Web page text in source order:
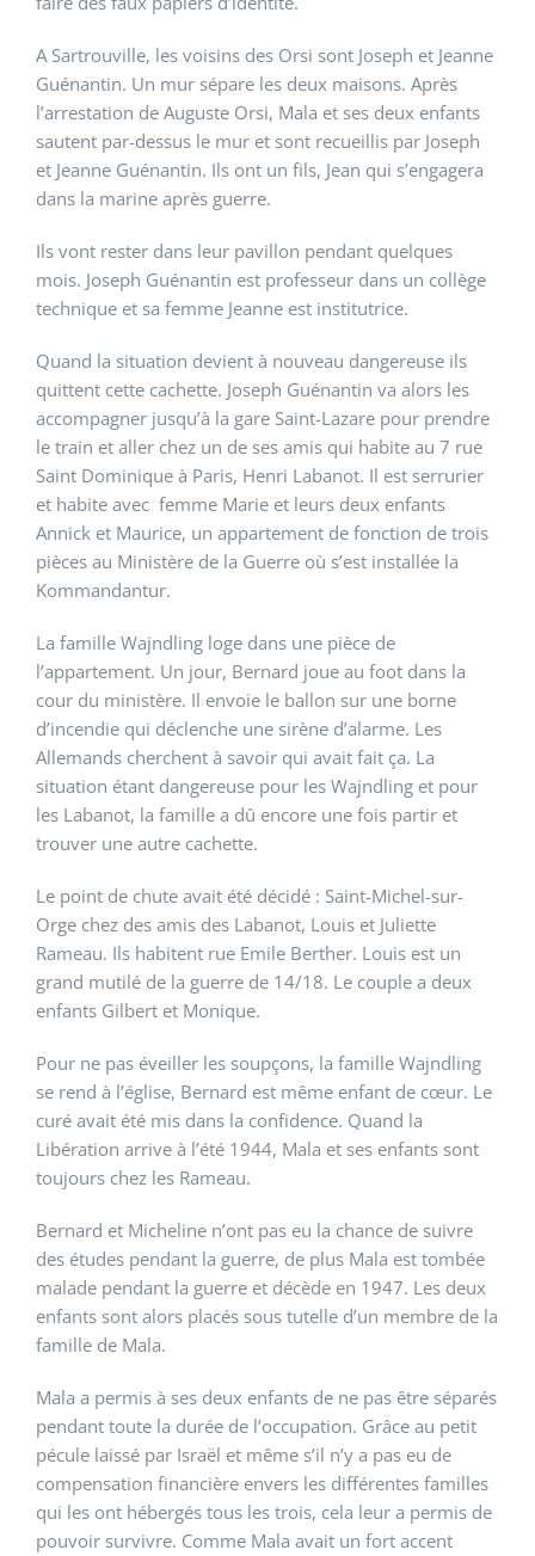
A Sartrouville, les voisins des Orsi sont Joseph et Jeanne
Guénantin. Un mur sépare les deux maisons. Après
l’arrestation de Auguste Orsi, Mala et ses deux enfants
sautent par-dessus le mur et sont recueillis par Joseph
et Jeanne Guénantin. Ils ont un fils, Jean qui s’engagera
dans la marine après guerre.
Ils vont rester dans leur pavillon pendant quelques
mois. Joseph Guénantin est professeur dans un collège
technique et sa femme Jeanne est institutrice.
Quand la situation devient à nouveau dangereuse ils
quittent cette cachette. Joseph Guénantin va alors les
accompagner jusqu’à la gare Saint-Lazare pour prendre
le train et aller chez un de ses amis qui habite au 7 rue
Saint Dominique à Paris, Henri Labanot. Il est serrurier
et habite avec femme Marie et leurs deux enfants
Annick et Maurice, un appartement de fonction de trois
pièces au Ministère de la Guerre où s’est installée la
Kommandantur.
La famille Wajndling loge dans une pièce de
l’appartement. Un jour, Bernard joue au foot dans la
cour du ministère. Il envoie le ballon sur une borne
d’incendie qui déclenche une sirène d’alarme. Les
Allemands cherchent à savoir qui avait fait ça. La
situation étant dangereuse pour les Wajndling et pour
les Labanot, la famille a dû encore une fois partir et
trouver une autre cachette.
Le point de chute avait été décidé : Saint-Michel-sur-
Orge chez des amis des Labanot, Louis et Juliette
Rameau. Ils habitent rue Emile Berther. Louis est un
grand mutilé de la guerre de 14/18. Le couple a deux
enfants Gilbert et Monique.
Pour ne pas éveiller les soupçons, la famille Wajndling
se rend à l’église, Bernard est même enfant de cœur. Le
curé avait été mis dans la confidence. Quand la
Libération arrive à l’été 1944, Mala et ses enfants sont
toujours chez les Rameau.
Bernard et Micheline n’ont pas eu la chance de suivre
des études pendant la guerre, de plus Mala est tombée
malade pendant la guerre et décède en 1947. Les deux
enfants sont alors placés sous tutelle d’un membre de la
famille de Mala.
Mala a permis à ses deux enfants de ne pas être séparés
pendant toute la durée de l’occupation. Grâce au petit
pécule laissé par Israël et même s’il n’y a pas eu de
compensation financière envers les différentes familles
qui les ont hébergés tous les trois, cela leur a permis de
pouvoir survivre. Comme Mala avait un fort accent